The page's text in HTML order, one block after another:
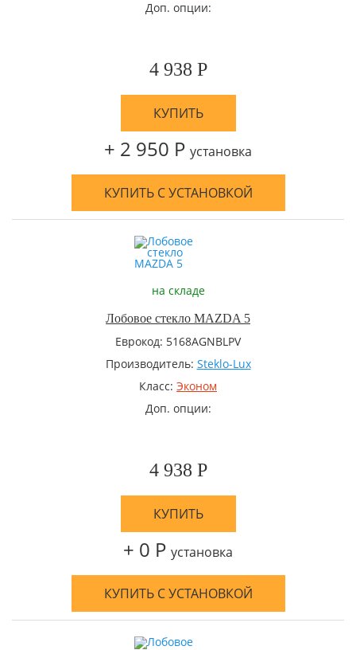
Доп. опции:
4 938 Р
КУПИТЬ
+ 2 950 Р установка
КУПИТЬ С УСТАНОВКОЙ
на складе
Лобовое стекло MAZDA 5
Еврокод: 5168AGNBLPV
Производитель: Steklo-Lux
Класс: Эконом
Доп. опции:
4 938 Р
КУПИТЬ
+ 0 Р установка
КУПИТЬ С УСТАНОВКОЙ